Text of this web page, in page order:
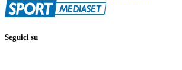
Seguici su